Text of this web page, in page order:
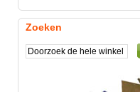
Zoeken